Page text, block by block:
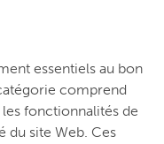
essentiels au bon
comprend
fonctionnalités de
du site Web. Ces